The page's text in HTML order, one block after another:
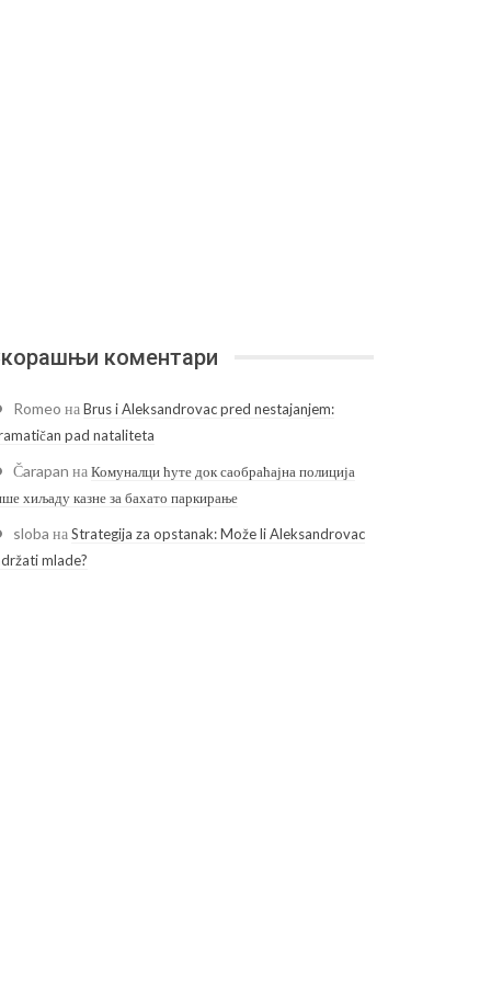
коментари
Romeo наBrus i Aleksandrovac pred nestajanjem:
pad nataliteta
Čarapan наКомуналци ћуте док саобраћајна полиција
хиљаду казне за бахато паркирање
sloba наStrategija za opstanak: Može li Aleksandrovac
mlade?